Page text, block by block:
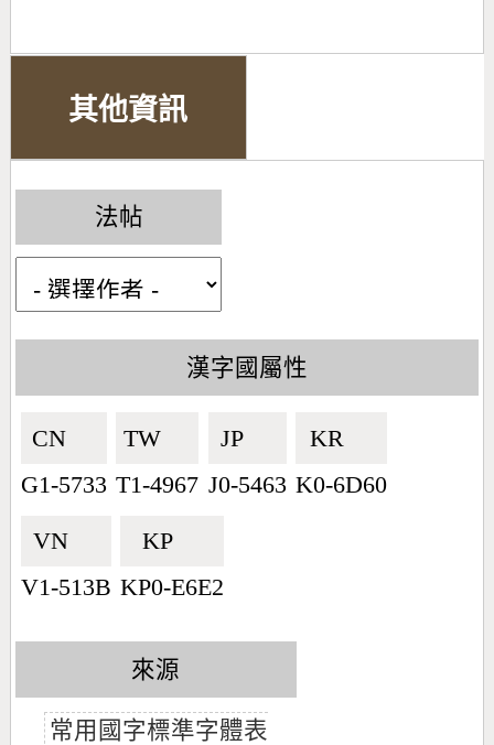
其他資訊
法帖
漢字國屬性
CN🇨🇳
G1-5733
TW🇹🇼
T1-4967
JP🇯🇵
J0-5463
KR🇰🇷
K0-6D60
VN🇻🇳
V1-513B
KP🇰🇵
KP0-E6E2
來源
常用國字標準字體表